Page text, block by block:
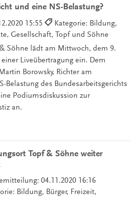
und eine NS-Belastung?
15:55
Kategorie: Bildung,
Gesellschaft, Topf und Söhne
Söhne lädt am Mittwoch, dem 9.
Liveübertragung ein. Dem
Borowsky, Richter am
Belastung des Bundesarbeitsgerichts
Podiumsdiskussion zur
an.
Topf & Söhne weiter
04.11.2020 16:16
Bildung, Bürger, Freizeit,